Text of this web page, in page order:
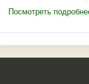
Посмотреть